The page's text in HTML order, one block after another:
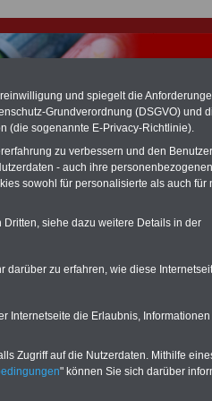
(zu geringe Alimentation)
von Berlin für die Jahre 2008 bis
März 2027 eine Neuregelung der
führen wird). Auch beim Bund
geben (Medienberichten
und 13.000 Euro
,rechnen. Der INFO-
nach dem Beschluss des
(wahrscheinlich im Quartal.2026
Dienst in Hessen:
SERVICE: 10 Bücher bzw. eBooks
Themen für Beamte und
und spiegelt die
Grundverordnung (DSGVO) und
(die sogenannte E-Privacy-Richtlinie).
zu verbessern und den
- auch ihre
sowohl für personalisierte als auch für
siehe dazu weitere Details in der
darüber zu erfahren, wie diese
Internetseite die Erlaubnis,
Zugriff auf die Nutzerdaten. Mithilfe
" können Sie sich darüber